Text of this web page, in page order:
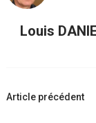
Louis
Navigation
Article précédent